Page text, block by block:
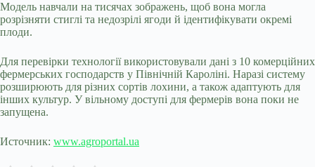
Модель навчали на тисячах зображень, щоб вона могла
розрізняти стиглі та недозрілі ягоди й ідентифікувати окремі
плоди.
Для перевірки технології використовували дані з 10 комерційних
фермерських господарств у Північній Кароліні. Наразі систему
розширюють для різних сортів лохини, а також адаптують для
інших культур. У вільному доступі для фермерів вона поки не
запущена.
Источник: www.agroportal.ua